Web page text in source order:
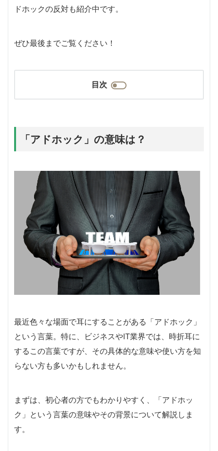
ドホックの反対も紹介中です。
ぜひ最後までご覧ください！
目次
「アドホック」の意味は？
最近色々な場面で耳にすることがある「アドホック」
という言葉。特に、ビジネスやIT業界では、時折耳に
するこの言葉ですが、その具体的な意味や使い方を知
らない方も多いかもしれません。
まずは、初心者の方でもわかりやすく、「アドホッ
ク」という言葉の意味やその背景について解説しま
す。